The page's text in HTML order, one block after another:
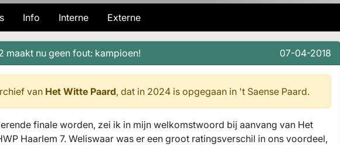
Info Interne Externe
maakt nu geen fout: kampioen! 07-04-2018
van Het Witte Paard, dat in 2024 is opgegaan in 't Saense Paard.
finale worden, zei ik in mijn welkomstwoord bij aanvang van Het
Haarlem 7. Weliswaar was er een groot ratingsverschil in ons voordeel,